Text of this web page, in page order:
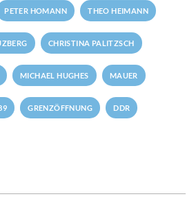
PETER HOMANN THEO HEIMANN
CHRISTINA PALITZSCH
MICHAEL HUGHES MAUER
GRENZÖFFNUNG DDR